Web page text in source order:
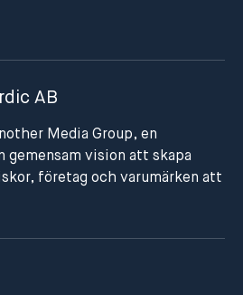
AB
Media Group, en
gemensam vision att skapa
företag och varumärken att